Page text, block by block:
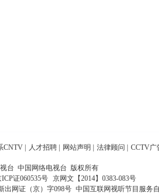
CNTV 人才招聘 网站声明 法律顾问 CCTV广
台 中国网络电视台 版权所有
ICP证060535号
京网文【2014】0383-083号
出网证（京）字098号 中国互联网视听节目服务